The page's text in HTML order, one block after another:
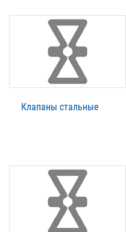
Клапаны стальные